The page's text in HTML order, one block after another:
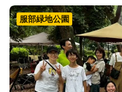
服部緑地公園